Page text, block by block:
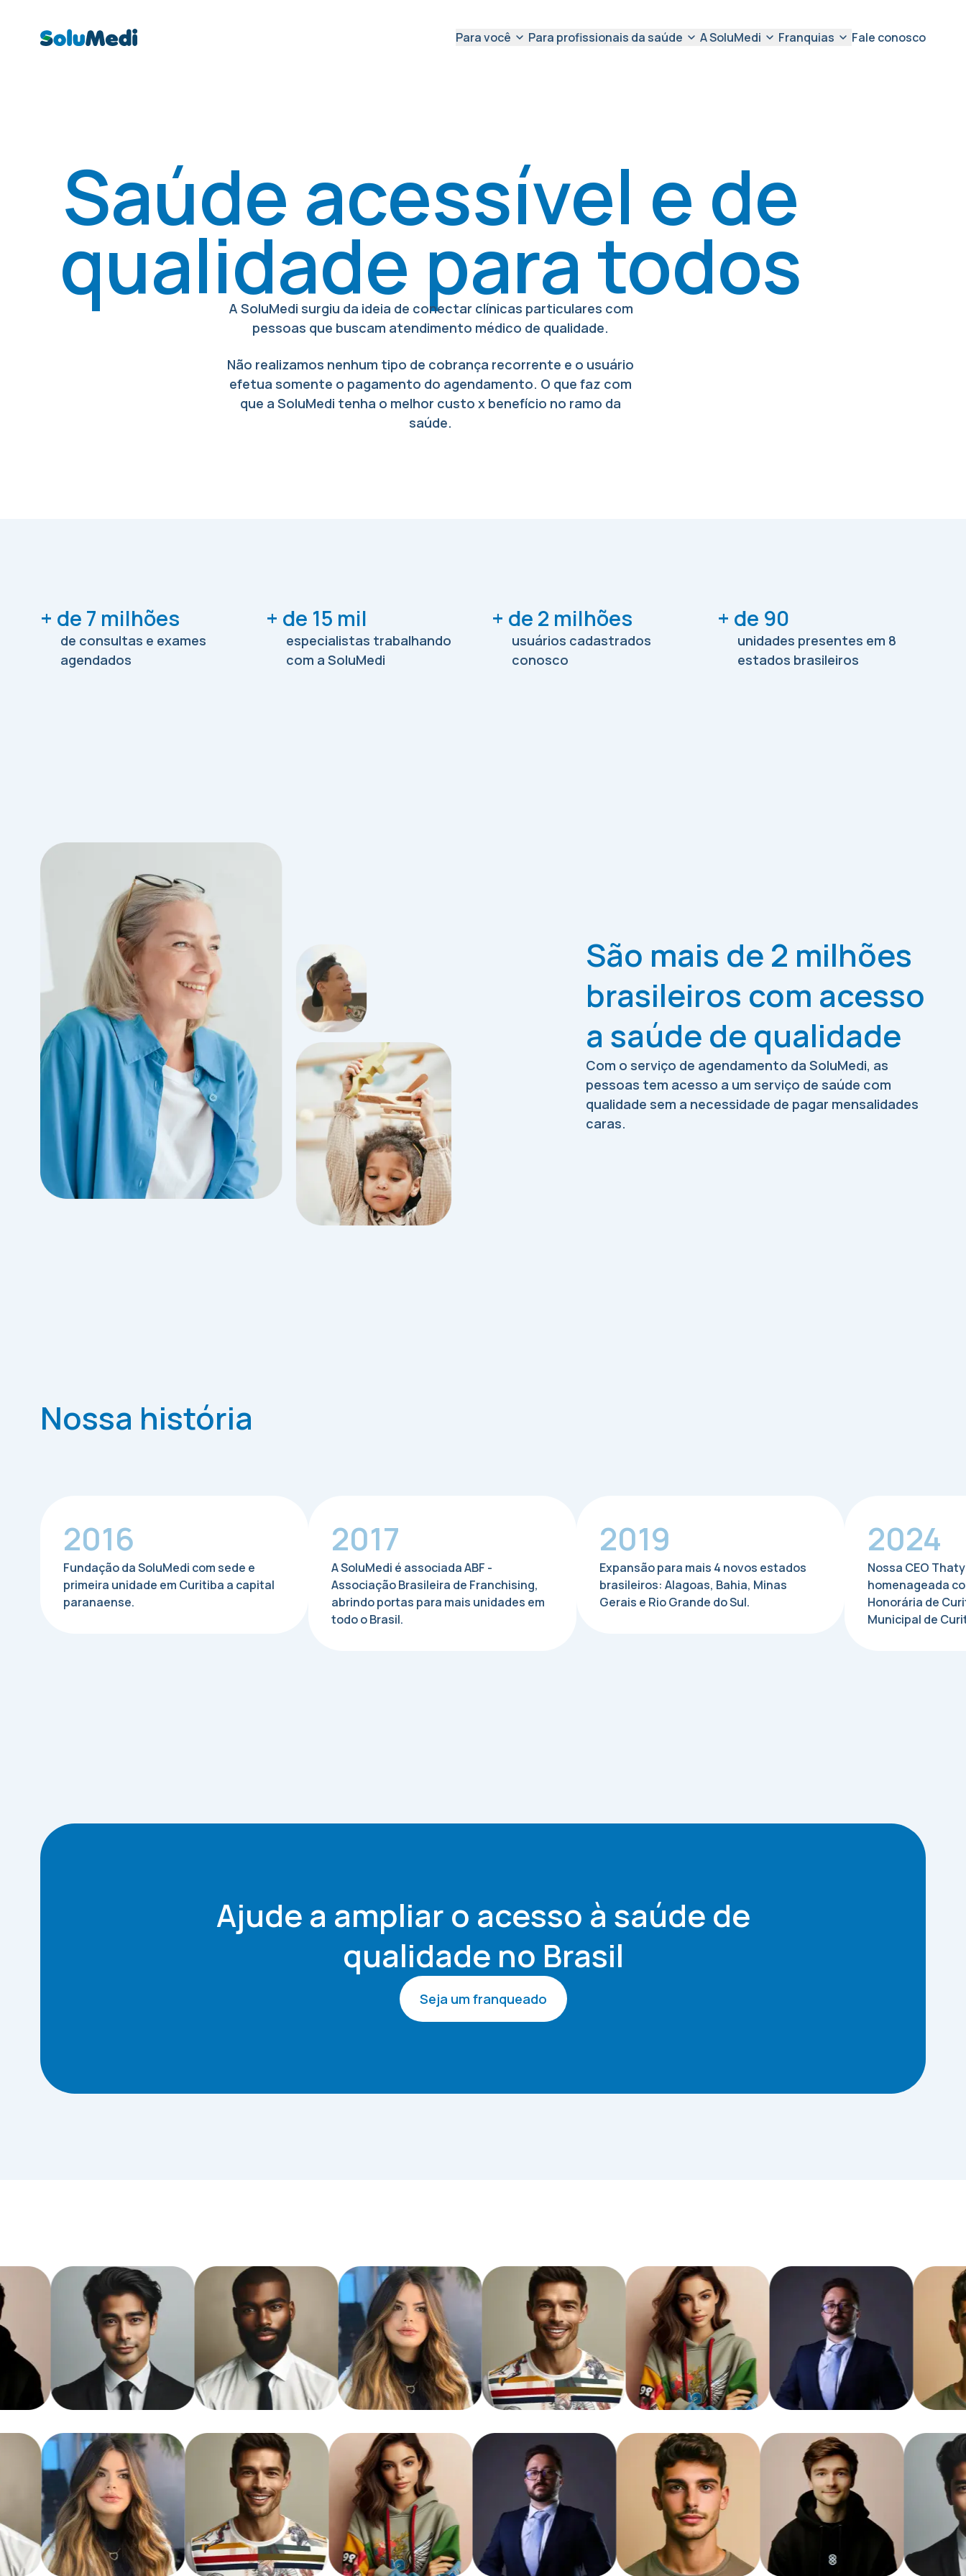
Para você Para profissionais da saúde A SoluMedi Franquias Fale conosco
Saúde acessível e de
qualidade para todos
A SoluMedi surgiu da ideia de conectar clínicas particulares com
pessoas que buscam atendimento médico de qualidade.
Não realizamos nenhum tipo de cobrança recorrente e o usuário
efetua somente o pagamento do agendamento. O que faz com
que a SoluMedi tenha o melhor custo x benefício no ramo da
saúde.
+ de 7 milhões
de consultas e exames
agendados
+ de 15 mil
especialistas trabalhando
com a SoluMedi
+ de 2 milhões
usuários cadastrados
conosco
+ de 90
unidades presentes em 8
estados brasileiros
São mais de 2 milhões
brasileiros com acesso
a saúde de qualidade
Com o serviço de agendamento da SoluMedi, as
pessoas tem acesso a um serviço de saúde com
qualidade sem a necessidade de pagar mensalidades
caras.
Nossa história
2016
Fundação da SoluMedi com sede e
primeira unidade em Curitiba a capital
paranaense.
2017
A SoluMedi é associada ABF -
Associação Brasileira de Franchising,
abrindo portas para mais unidades em
todo o Brasil.
2019
Expansão para mais 4 novos estados
brasileiros: Alagoas, Bahia, Minas
Gerais e Rio Grande do Sul.
2024
Nossa CEO
homenageada
Honorária de
Municipal de
Ajude a ampliar o acesso à saúde de
qualidade no Brasil
Seja um franqueado